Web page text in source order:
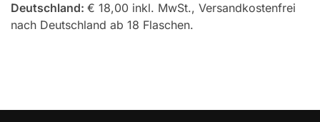
Deutschland: € 18,00 inkl. MwSt., Versandkostenfrei
nach Deutschland ab 18 Flaschen.